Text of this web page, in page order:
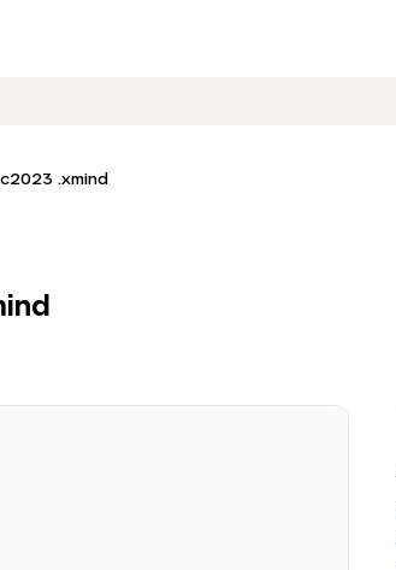
.xmind